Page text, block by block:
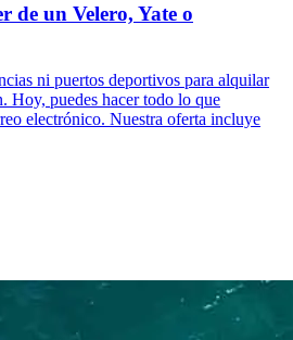
de un Velero, Yate o
ni puertos deportivos para alquilar
Hoy, puedes hacer todo lo que
electrónico. Nuestra oferta incluye